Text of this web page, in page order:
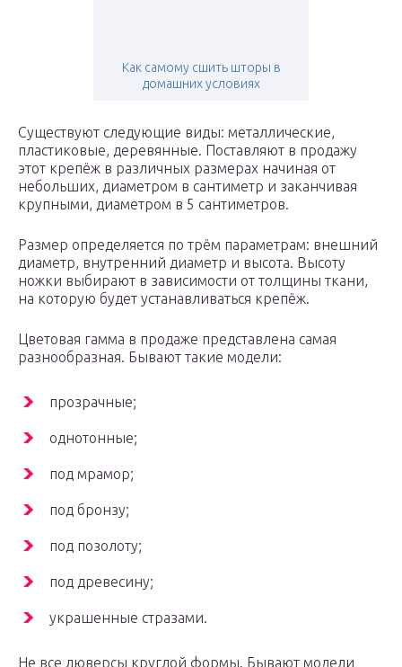
Как самому сшить шторы в
домашних условиях
Существуют следующие виды: металлические,
пластиковые, деревянные. Поставляют в продажу
этот крепёж в различных размерах начиная от
небольших, диаметром в сантиметр и заканчивая
крупными, диаметром в 5 сантиметров.
Размер определяется по трём параметрам: внешний
диаметр, внутренний диаметр и высота. Высоту
ножки выбирают в зависимости от толщины ткани,
на которую будет устанавливаться крепёж.
Цветовая гамма в продаже представлена самая
разнообразная. Бывают такие модели:
прозрачные;
однотонные;
под мрамор;
под бронзу;
под позолоту;
под древесину;
украшенные стразами.
Не все люверсы круглой формы. Бывают модели